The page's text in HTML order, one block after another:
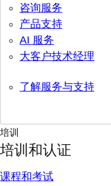
咨询服务
产品支持
AI 服务
大客户技术经理
了解服务与支持
培训
培训和认证
课程和考试